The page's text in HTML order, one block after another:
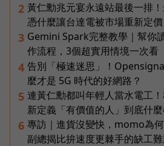
2 黃仁勳兆元宴永遠站最後一排
憑什麼讓台達電被市場重新定價
3 Gemini Spark完整教學｜幫你
作流程，3個超實用情境一次看
4 告別「極速迷思」！
麼才是 5G 時代的好網路？
5 連黃仁勳都叫年輕人當水電工
新定義「有價值的人」到底什麼
6 專訪｜進貨沒變快，momo為
副總揭比拚速度更棘手的缺工難